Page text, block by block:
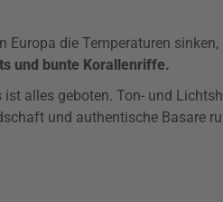
Europa die Temperaturen
und bunte Korallenriffe.
alles geboten. Ton- und
und authentische Basare